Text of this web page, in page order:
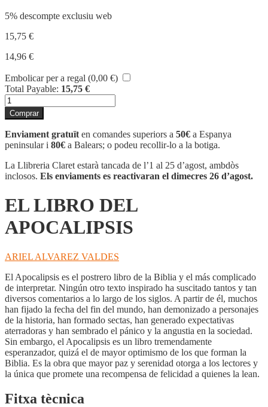
5% descompte exclusiu web
15,75 €
14,96 €
Embolicar per a regal (0,00 €)
Total Payable: 15,75 €
quantitat
de
EL
LIBRO
DEL
APOCALIPSIS
Comprar
Enviament gratuït en comandes superiors a 50€ a Espanya
peninsular i 80€ a Balears; o podeu recollir-lo a la botiga.
La Llibreria Claret estarà tancada de l’1 al 25 d’agost, ambdòs
inclosos. Els enviaments es reactivaran el dimecres 26 d’agost.
EL LIBRO DEL
APOCALIPSIS
ARIEL ALVAREZ VALDES
El Apocalipsis es el postrero libro de la Biblia y el más complicado
de interpretar. Ningún otro texto inspirado ha suscitado tantos y tan
diversos comentarios a lo largo de los siglos. A partir de él, muchos
han fijado la fecha del fin del mundo, han demonizado a personajes
de la historia, han formado sectas, han generado expectativas
aterradoras y han sembrado el pánico y la angustia en la sociedad.
Sin embargo, el Apocalipsis es un libro tremendamente
esperanzador, quizá el de mayor optimismo de los que forman la
Biblia. Es la obra que mayor paz y serenidad otorga a los lectores y
la única que promete una recompensa de felicidad a quienes la lean.
Fitxa tècnica